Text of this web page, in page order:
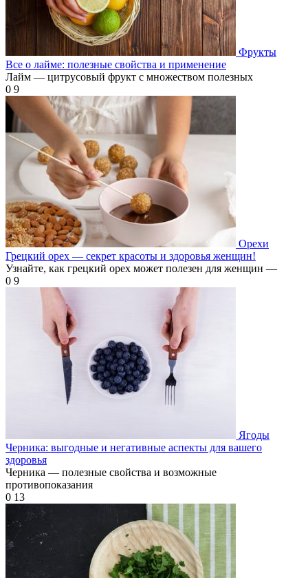
Фрукты
Все о лайме: полезные свойства и применение
Лайм — цитрусовый фрукт с множеством полезных
0 9
Орехи
Грецкий орех — секрет красоты и здоровья женщин!
Узнайте, как грецкий орех может полезен для женщин —
0 9
Ягоды
Черника: выгодные и негативные аспекты для вашего
здоровья
Черника — полезные свойства и возможные
противопоказания
0 13